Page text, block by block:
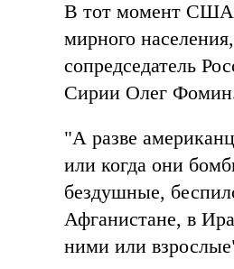
В тот момент США
мирного
сопредседатель
Сирии Олег
"А разве
или когда они
бездушные,
Афганистане, в
ними или